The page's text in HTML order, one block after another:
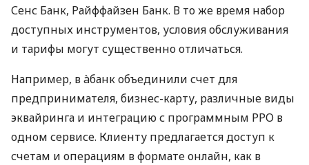
Сенс Банк, Райффайзен Банк. В то же время набор
доступных инструментов, условия обслуживания
и тарифы могут существенно отличаться.
Например, в àбанк объединили счет для
предпринимателя, бизнес-карту, различные виды
эквайринга и интеграцию с программным РРО в
одном сервисе. Клиенту предлагается доступ к
счетам и операциям в формате онлайн, как в